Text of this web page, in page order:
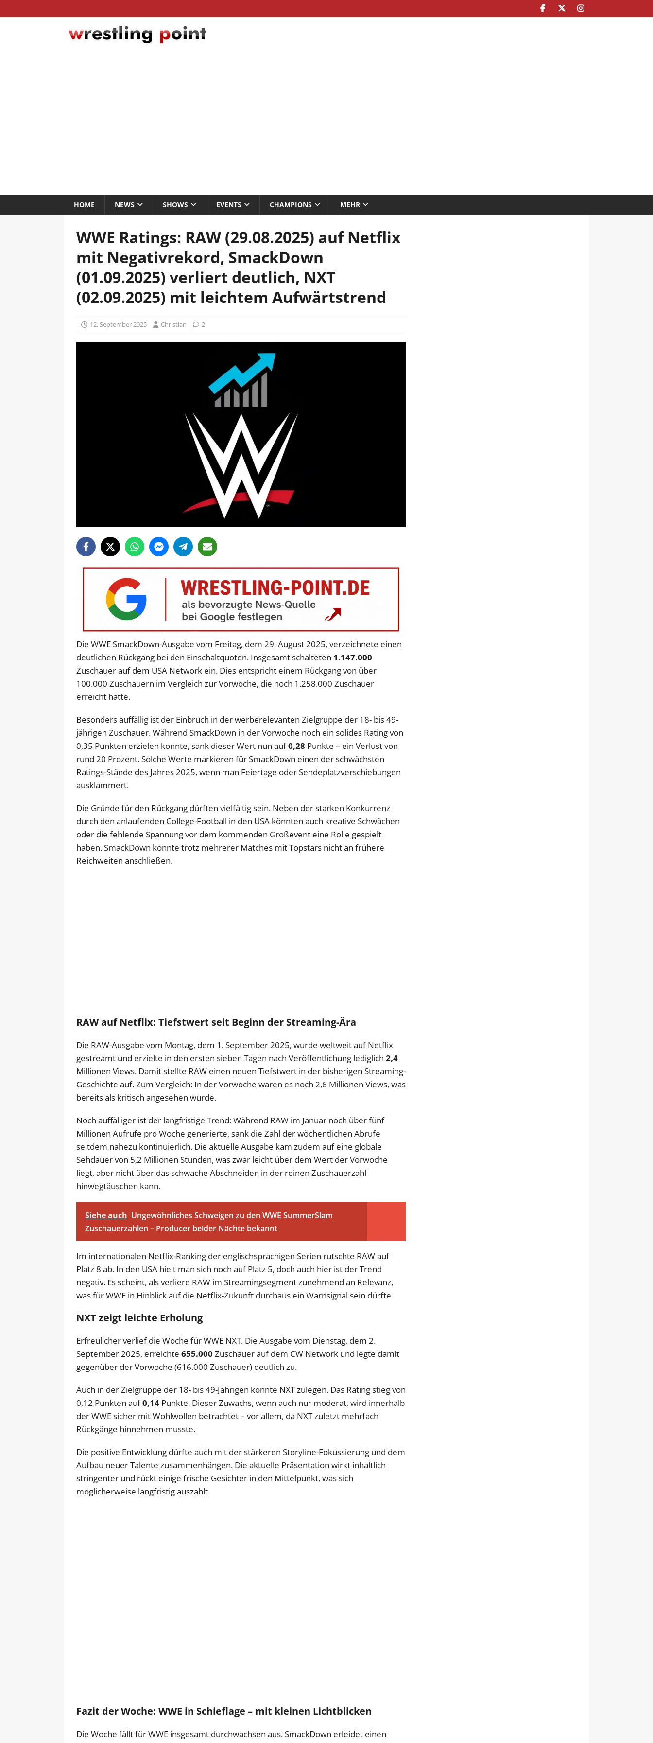
HOME NEWS SHOWS EVENTS CHAMPIONS MEHR
WWE Ratings: RAW (29.08.2025) auf Netflix
mit Negativrekord, SmackDown
(01.09.2025) verliert deutlich, NXT
(02.09.2025) mit leichtem Aufwärtstrend
12. September 2025 Christian 2
Die WWE SmackDown-Ausgabe vom Freitag, dem 29. August 2025, verzeichnete einen
deutlichen Rückgang bei den Einschaltquoten. Insgesamt schalteten 1.147.000
Zuschauer auf dem USA Network ein. Dies entspricht einem Rückgang von über
100.000 Zuschauern im Vergleich zur Vorwoche, die noch 1.258.000 Zuschauer
erreicht hatte.
Besonders auffällig ist der Einbruch in der werberelevanten Zielgruppe der 18- bis 49-
jährigen Zuschauer. Während SmackDown in der Vorwoche noch ein solides Rating von
0,35 Punkten erzielen konnte, sank dieser Wert nun auf0,28 Punkte – ein Verlust von
rund 20 Prozent. Solche Werte markieren für SmackDown einen der schwächsten
Ratings-Stände des Jahres 2025, wenn man Feiertage oder Sendeplatzverschiebungen
ausklammert.
Die Gründe für den Rückgang dürften vielfältig sein. Neben der starken Konkurrenz
durch den anlaufenden College-Football in den USA könnten auch kreative Schwächen
oder die fehlende Spannung vor dem kommenden Großevent eine Rolle gespielt
haben. SmackDown konnte trotz mehrerer Matches mit Topstars nicht an frühere
Reichweiten anschließen.
RAW auf Netflix: Tiefstwert seit Beginn der Streaming-Ära
Die RAW-Ausgabe vom Montag, dem 1. September 2025, wurde weltweit auf Netflix
gestreamt und erzielte in den ersten sieben Tagen nach Veröffentlichung lediglich 2,4
Millionen Views. Damit stellte RAW einen neuen Tiefstwert in der bisherigen Streaming-
Geschichte auf. Zum Vergleich: In der Vorwoche waren es noch 2,6 Millionen Views, was
bereits als kritisch angesehen wurde.
Noch auffälliger ist der langfristige Trend: Während RAW im Januar noch über fünf
Millionen Aufrufe pro Woche generierte, sank die Zahl der wöchentlichen Abrufe
seitdem nahezu kontinuierlich. Die aktuelle Ausgabe kam zudem auf eine globale
Sehdauer von 5,2 Millionen Stunden, was zwar leicht über dem Wert der Vorwoche
liegt, aber nicht über das schwache Abschneiden in der reinen Zuschauerzahl
hinwegtäuschen kann.
Siehe auch Ungewöhnliches Schweigen zu den WWE SummerSlam
Zuschauerzahlen – Producer beider Nächte bekannt
Im internationalen Netflix-Ranking der englischsprachigen Serien rutschte RAW auf
Platz 8 ab. In den USA hielt man sich noch auf Platz 5, doch auch hier ist der Trend
negativ. Es scheint, als verliere RAW im Streamingsegment zunehmend an Relevanz,
was für WWE in Hinblick auf die Netflix-Zukunft durchaus ein Warnsignal sein dürfte.
NXT zeigt leichte Erholung
Erfreulicher verlief die Woche für WWE NXT. Die Ausgabe vom Dienstag, dem 2.
September 2025, erreichte 655.000 Zuschauer auf dem CW Network und legte damit
gegenüber der Vorwoche (616.000 Zuschauer) deutlich zu.
Auch in der Zielgruppe der 18- bis 49-Jährigen konnte NXT zulegen. Das Rating stieg von
0,12 Punkten auf0,14 Punkte. Dieser Zuwachs, wenn auch nur moderat, wird innerhalb
der WWE sicher mit Wohlwollen betrachtet – vor allem, da NXT zuletzt mehrfach
Rückgänge hinnehmen musste.
Die positive Entwicklung dürfte auch mit der stärkeren Storyline-Fokussierung und dem
Aufbau neuer Talente zusammenhängen. Die aktuelle Präsentation wirkt inhaltlich
stringenter und rückt einige frische Gesichter in den Mittelpunkt, was sich
möglicherweise langfristig auszahlt.
Fazit der Woche: WWE in Schieflage – mit kleinen Lichtblicken
Die Woche fällt für WWE insgesamt durchwachsen aus. SmackDown erleidet einen